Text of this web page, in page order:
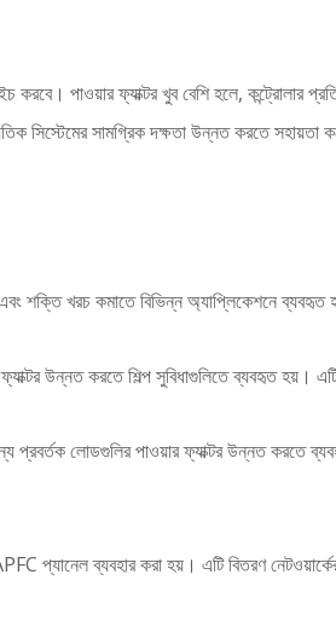
করবে। পাওয়ার ফ্যাক্টর খুব বেশি হলে, কন্ট্রোলার
সিস্টেমের সামগ্রিক দক্ষতা উন্নত করতে সহায়তা
শক্তি খরচ কমাতে বিভিন্ন অ্যাপ্লিকেশনে
উন্নত করতে শিল্প সুবিধাগুলিতে ব্যবহৃত হয়।
প্রবর্তক লোডগুলির পাওয়ার ফ্যাক্টর উন্নত করতে
প্যানেল ব্যবহার করা হয়। এটি বিতরণ